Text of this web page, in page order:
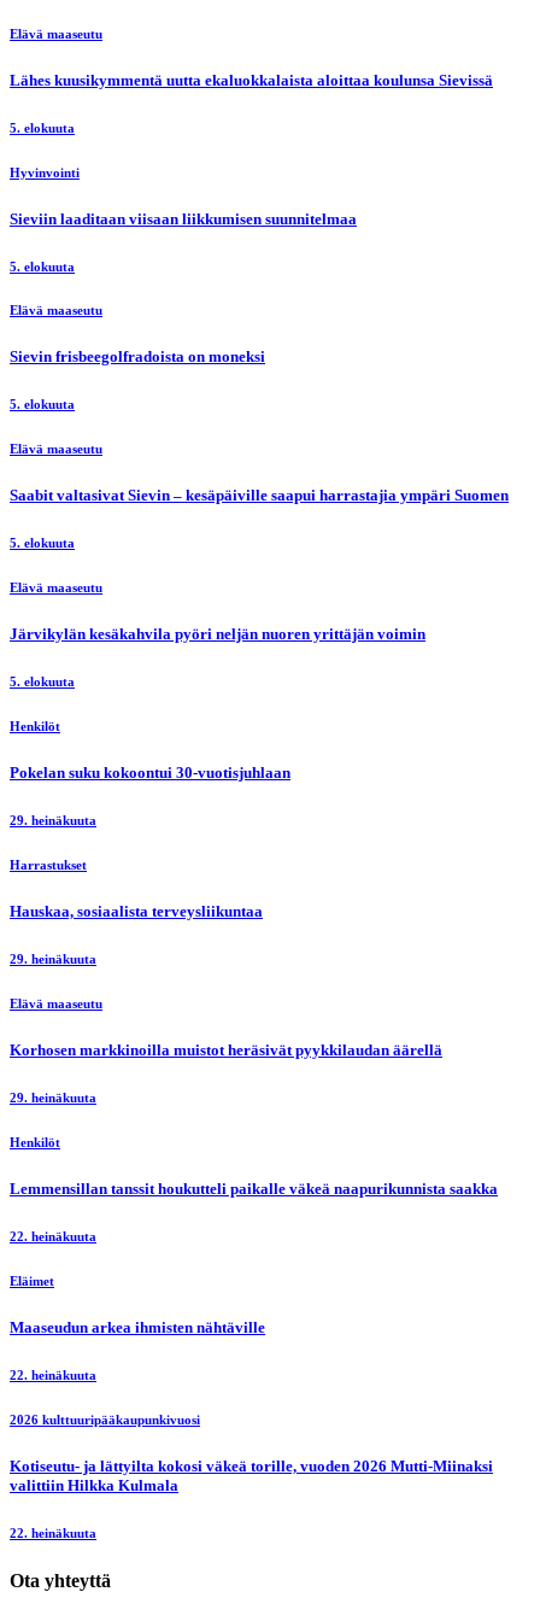
Elävä maaseutu
Lähes kuusikymmentä uutta ekaluokkalaista aloittaa koulunsa Sievissä
5. elokuuta
Hyvinvointi
Sieviin laaditaan viisaan liikkumisen suunnitelmaa
5. elokuuta
Elävä maaseutu
Sievin frisbeegolfradoista on moneksi
5. elokuuta
Elävä maaseutu
Saabit valtasivat Sievin – kesäpäiville saapui harrastajia ympäri Suomen
5. elokuuta
Elävä maaseutu
Järvikylän kesäkahvila pyöri neljän nuoren yrittäjän voimin
5. elokuuta
Henkilöt
Pokelan suku kokoontui 30-vuotisjuhlaan
29. heinäkuuta
Harrastukset
Hauskaa, sosiaalista terveysliikuntaa
29. heinäkuuta
Elävä maaseutu
Korhosen markkinoilla muistot heräsivät pyykkilaudan äärellä
29. heinäkuuta
Henkilöt
Lemmensillan tanssit houkutteli paikalle väkeä naapurikunnista saakka
22. heinäkuuta
Eläimet
Maaseudun arkea ihmisten nähtäville
22. heinäkuuta
2026 kulttuuripääkaupunkivuosi
Kotiseutu- ja lättyilta kokosi väkeä torille, vuoden 2026 Mutti-Miinaksi
valittiin Hilkka Kulmala
22. heinäkuuta
Ota yhteyttä